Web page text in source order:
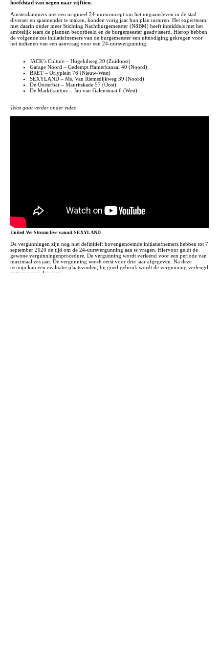
hoofdstad van negen naar vijftien.
Amsterdammers met een origineel 24-uursconcept om het uitgaansleven in de stad
diverser en spannender te maken, konden vorig jaar hun plan insturen. Het expertteam
met daarin onder meer Stichting Nachtburgemeester (N8BM) heeft inmiddels met het
ambtelijk team de plannen beoordeeld en de burgemeester geadviseerd. Hierop hebben
de volgende zes initiatiefnemers van de burgemeester een uitnodiging gekregen voor
het indienen van een aanvraag voor een 24-uursvergunning:
JACK’s Culture – Hogehilweg 20 (Zuidoost)
Garage Noord – Gedempt Hamerkanaal 40 (Noord)
BRET – Orlyplein 76 (Nieuw-West)
SEXYLAND – Ms. Van Riemsdijkweg 39 (Noord)
De Oosterbar – Mauritskade 57 (Oost)
De Marktkantine – Jan van Galenstraat 6 (West)
Tekst gaat verder onder video
United We Stream live vanuit SEXYLAND
De vergunningen zijn nog niet definitief: bovengenoemde initiatiefnemers hebben tot 7
september 2020 de tijd om de 24-uursvergunning aan te vragen. Hiervoor geldt de
gewone vergunningenprocedure. De vergunning wordt verleend voor een periode van
maximaal zes jaar. De vergunning wordt eerst voor drie jaar afgegeven. Na deze
termijn kan een evaluatie plaatsvinden, bij goed gebruik wordt de vergunning verlengd
met nog eens drie jaar.